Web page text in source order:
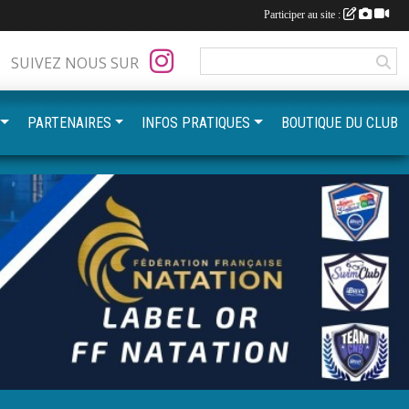
SUIVEZ NOUS SUR
PARTENAIRES INFOS PRATIQUES BOUTIQUE DU CLUB
Participer au site :